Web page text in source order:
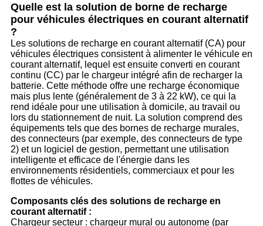
Quelle est la solution de borne de recharge
pour véhicules électriques en courant alternatif
?
Les solutions de recharge en courant alternatif (CA) pour
véhicules électriques consistent à alimenter le véhicule en
courant alternatif, lequel est ensuite converti en courant
continu (CC) par le chargeur intégré afin de recharger la
batterie. Cette méthode offre une recharge économique
mais plus lente (généralement de 3 à 22 kW), ce qui la
rend idéale pour une utilisation à domicile, au travail ou
lors du stationnement de nuit. La solution comprend des
équipements tels que des bornes de recharge murales,
des connecteurs (par exemple, des connecteurs de type
2) et un logiciel de gestion, permettant une utilisation
intelligente et efficace de l'énergie dans les
environnements résidentiels, commerciaux et pour les
flottes de véhicules.
Composants clés des solutions de recharge en
courant alternatif :
Chargeur secteur : chargeur mural ou autonome (par